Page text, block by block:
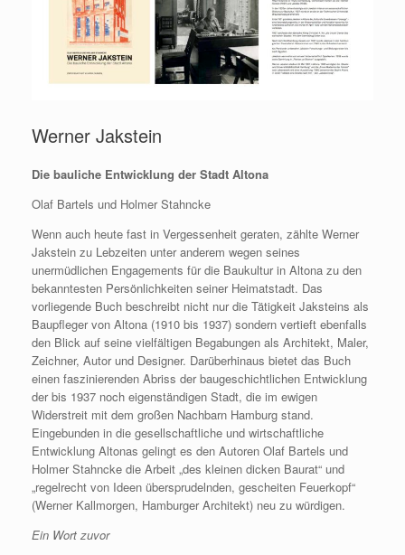
Werner Jakstein
Die bauliche Entwicklung der Stadt Altona
Olaf Bartels und Holmer Stahncke
Wenn auch heute fast in Vergessenheit geraten, zählte Werner
Jakstein zu Lebzeiten unter anderem wegen seines
unermüdlichen Engagements für die Baukultur in Altona zu den
bekanntesten Persönlichkeiten seiner Heimatstadt. Das
vorliegende Buch beschreibt nicht nur die Tätigkeit Jaksteins als
Baupfleger von Altona (1910 bis 1937) sondern vertieft ebenfalls
den Blick auf seine vielfältigen Begabungen als Architekt, Maler,
Zeichner, Autor und Designer. Darüberhinaus bietet das Buch
einen faszinierenden Abriss der baugeschichtlichen Entwicklung
der bis 1937 noch eigenständigen Stadt, die im ewigen
Widerstreit mit dem großen Nachbarn Hamburg stand.
Eingebunden in die gesellschaftliche und wirtschaftliche
Entwicklung Altonas gelingt es den Autoren Olaf Bartels und
Holmer Stahncke die Arbeit „des kleinen dicken Baurat“ und
„regelrecht von Ideen übersprudelnden, gescheiten Feuerkopf“
(Werner Kallmorgen, Hamburger Architekt) neu zu würdigen.
Ein Wort zuvor